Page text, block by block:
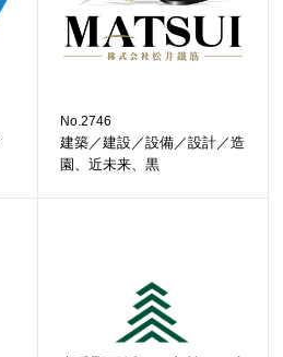
No.2746
建築／建設／設備／設計／造
園、近未来、黒